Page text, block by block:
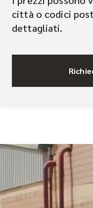
città o codici
dettagliati.